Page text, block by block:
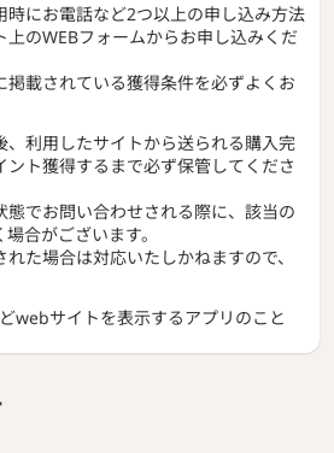
時にお電話など2つ以上の申し込み方法
のWEBフォームからお申し込みくだ
載されている獲得条件を必ずよくお
、利用したサイトから送られる購入完
ント獲得するまで必ず保管してくださ
でお問い合わせされる際に、該当の
合がございます。
た場合は対応いたしかねますので、
webサイトを表示するアプリのこと